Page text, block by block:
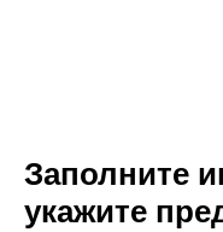
Заполните
укажите